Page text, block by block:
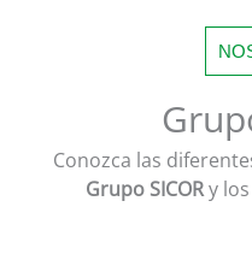
Conozca las
Grupo SICORy los